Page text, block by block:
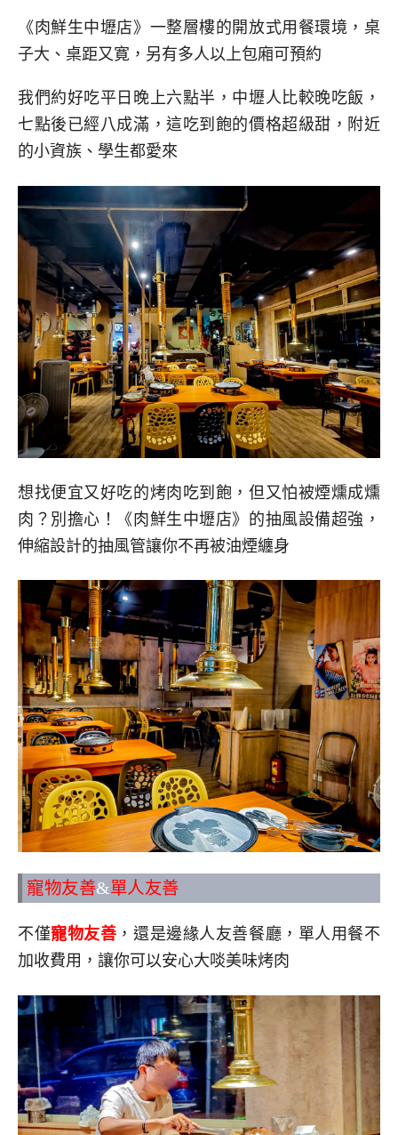
《肉鮮生中壢店》一整層樓的開放式用餐環境，桌
子大、桌距又寛，另有多人以上包廂可預約
我們約好吃平日晚上六點半，中壢人比較晚吃飯，
七點後已經八成滿，這吃到飽的價格超級甜，附近
的小資族、學生都愛來
想找便宜又好吃的烤肉吃到飽，但又怕被煙燻成燻
肉？別擔心！《肉鮮生中壢店》的抽風設備超強，
伸縮設計的抽風管讓你不再被油煙纏身
寵物友善&單人友善
不僅寵物友善 ，還是邊緣人友善餐廳，單人用餐不
加收費用，讓你可以安心大啖美味烤肉